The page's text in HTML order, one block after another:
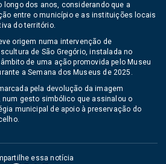
longo dos anos, considerando que a
entre o município e as instituições locais
do território.
origem numa intervenção de
de São Gregório, instalada no
de uma ação promovida pelo Museu
a Semana dos Museus de 2025.
pela devolução da imagem
num gesto simbólico que assinalou o
municipal de apoio à preservação do
essa notícia